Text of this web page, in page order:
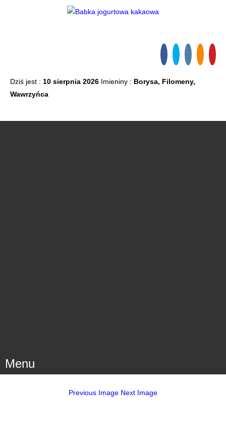
Dziś jest : 10 sierpnia 2026 Imieniny : Borysa, Filomeny,
Wawrzyńca
Menu
Previous Image Next Image